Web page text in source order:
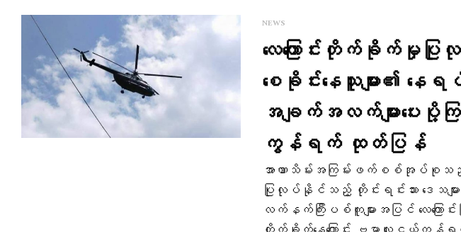
NEWS
လေ​ကြောင်းတိုက်ခိုက်မှုပ
စေခိုင်း​နေသူများ၏ ​န
အချက်အလက်များ​ပေ
ကွန်ရက် ထုတ်ပြန်
အာဏာသိမ်းအကြမ်းဖက်စစ်အုပ်စုသည်
ပြုလုပ်နိုင်သည့် တိုင်းရင်းသား ဒေသမျ
လက်နက်ကြီးပစ်ကူများအပြင် လေကြေ